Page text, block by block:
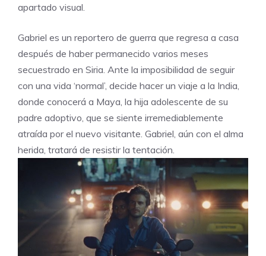
apartado visual.
Gabriel es un reportero de guerra que regresa a casa
después de haber permanecido varios meses
secuestrado en Siria. Ante la imposibilidad de seguir
con una vida ‘normal’, decide hacer un viaje a la India,
donde conocerá a Maya, la hija adolescente de su
padre adoptivo, que se siente irremediablemente
atraída por el nuevo visitante. Gabriel, aún con el alma
herida, tratará de resistir la tentación.